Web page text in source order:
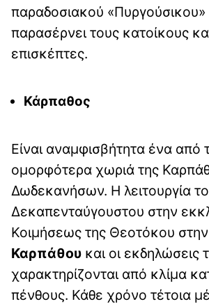
παραδοσιακού
παρασέρνει τους κατοίκους
επισκέπτες.
Κάρπαθος
Είναι αναμφισβήτητα ένα από
ομορφότερα χωριά της
Δωδεκανήσων. Η λειτουργία
Δεκαπενταύγουστου στην
Κοιμήσεως της Θεοτόκου στην
Καρπάθου και οι εκδηλώσεις
χαρακτηρίζονται από κλίμα
πένθους. Κάθε χρόνο τέτοια